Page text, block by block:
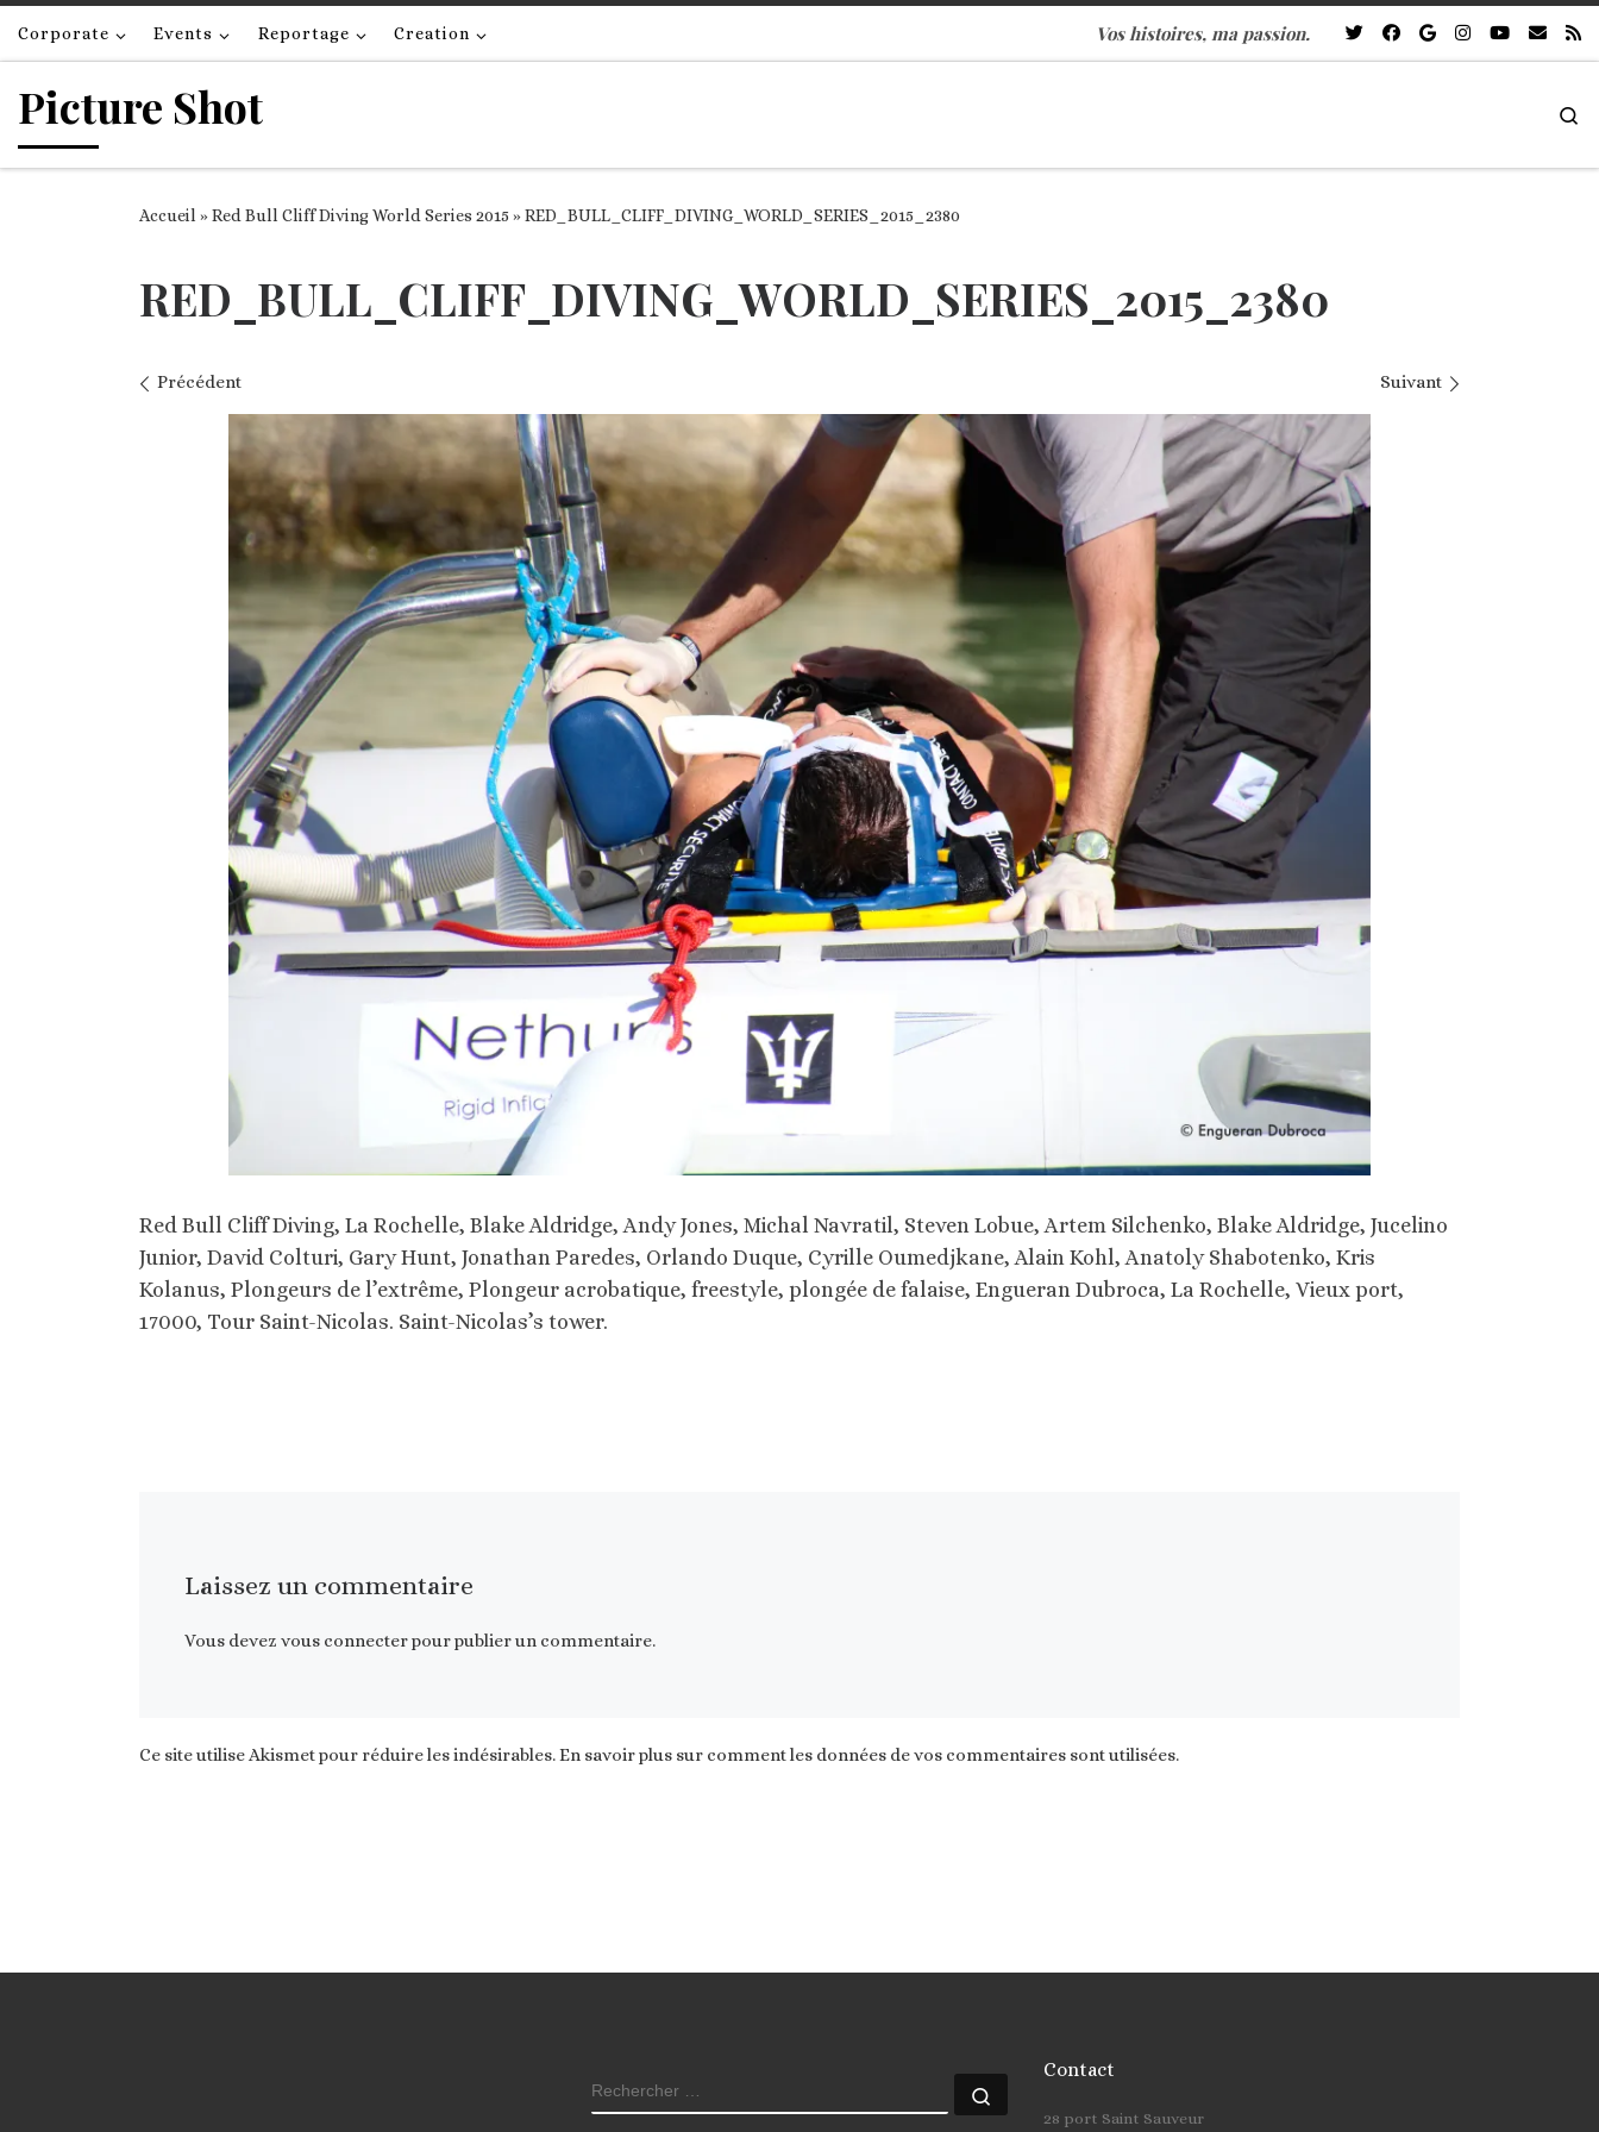
Passer au contenu
Corporate Events Reportage Creation Vos histoires, ma passion.
Picture Shot
Accueil »Red Bull Cliff Diving World Series 2015 »RED_BULL_CLIFF_DIVING_WORLD_SERIES_2015_2380
RED_BULL_CLIFF_DIVING_WORLD_SERIES_2015_2380
Navigation des images
Précédent Suivant
Red Bull Cliff Diving, La Rochelle, Blake Aldridge, Andy Jones, Michal Navratil, Steven Lobue, Artem Silchenko, Blake Aldridge, Jucelino
Junior, David Colturi, Gary Hunt, Jonathan Paredes, Orlando Duque, Cyrille Oumedjkane, Alain Kohl, Anatoly Shabotenko, Kris
Kolanus, Plongeurs de l’extrême, Plongeur acrobatique, freestyle, plongée de falaise, Engueran Dubroca, La Rochelle, Vieux port,
17000, Tour Saint-Nicolas. Saint-Nicolas’s tower.
Laissez un commentaire
Vous devez vous connecterpour publier un commentaire.
Ce site utilise Akismet pour réduire les indésirables.En savoir plus sur comment les données de vos commentaires sont utilisées.
RECHERCHER
Contact
28 port Saint Sauveur